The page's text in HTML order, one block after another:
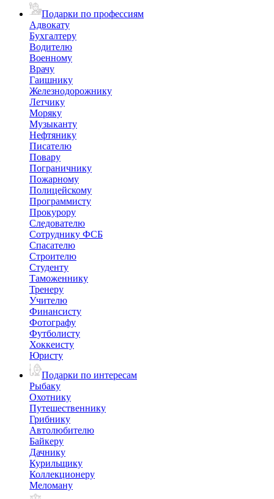
Подарки по профессиям
Адвокату
Бухгалтеру
Водителю
Военному
Врачу
Гаишнику
Железнодорожнику
Летчику
Моряку
Музыканту
Нефтянику
Писателю
Повару
Пограничнику
Пожарному
Полицейскому
Программисту
Прокурору
Следователю
Сотруднику ФСБ
Спасателю
Строителю
Студенту
Таможеннику
Тренеру
Учителю
Финансисту
Фотографу
Футболисту
Хоккеисту
Юристу
Подарки по интересам
Рыбаку
Охотнику
Путешественнику
Грибнику
Автолюбителю
Байкеру
Дачнику
Курильщику
Коллекционеру
Меломану